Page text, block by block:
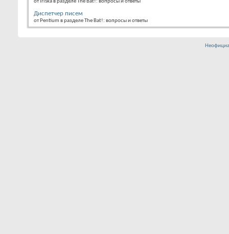
от iriska в разделе The Bat!: вопросы и ответы
Диспетчер писем
от Pentium в разделе The Bat!: вопросы и ответы